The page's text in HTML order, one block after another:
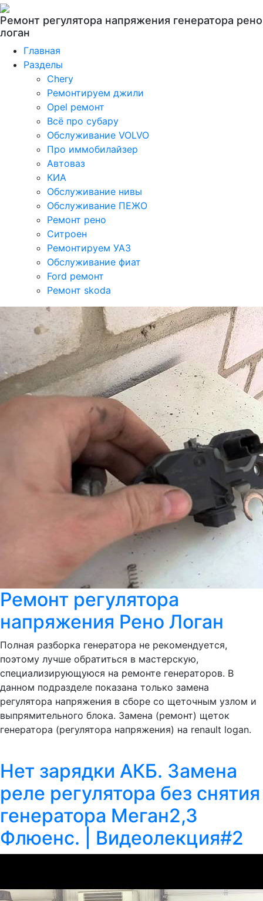
Ремонт регулятора напряжения генератора рено
логан
Главная
Разделы
Chery
Ремонтируем джили
Opel ремонт
Всё про субару
Обслуживание VOLVO
Про иммобилайзер
Автоваз
КИА
Обслуживание нивы
Обслуживание ПЕЖО
Ремонт рено
Ситроен
Ремонтируем УАЗ
Обслуживание фиат
Ford ремонт
Ремонт skoda
Ремонт регулятора
напряжения Рено Логан
Полная разборка генератора не рекомендуется,
поэтому лучше обратиться в мастерскую,
специализирующуюся на ремонте генераторов. В
данном подразделе показана только замена
регулятора напряжения в сборе со щеточным узлом и
выпрямительного блока. Замена (ремонт) щеток
генератора (регулятора напряжения) на renault logan.
Нет зарядки АКБ. Замена
реле регулятора без снятия
генератора Меган2,3
Флюенс. | Видеолекция#2